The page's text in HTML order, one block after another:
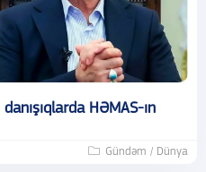
HƏMAS-ın
Gündəm / Dünya